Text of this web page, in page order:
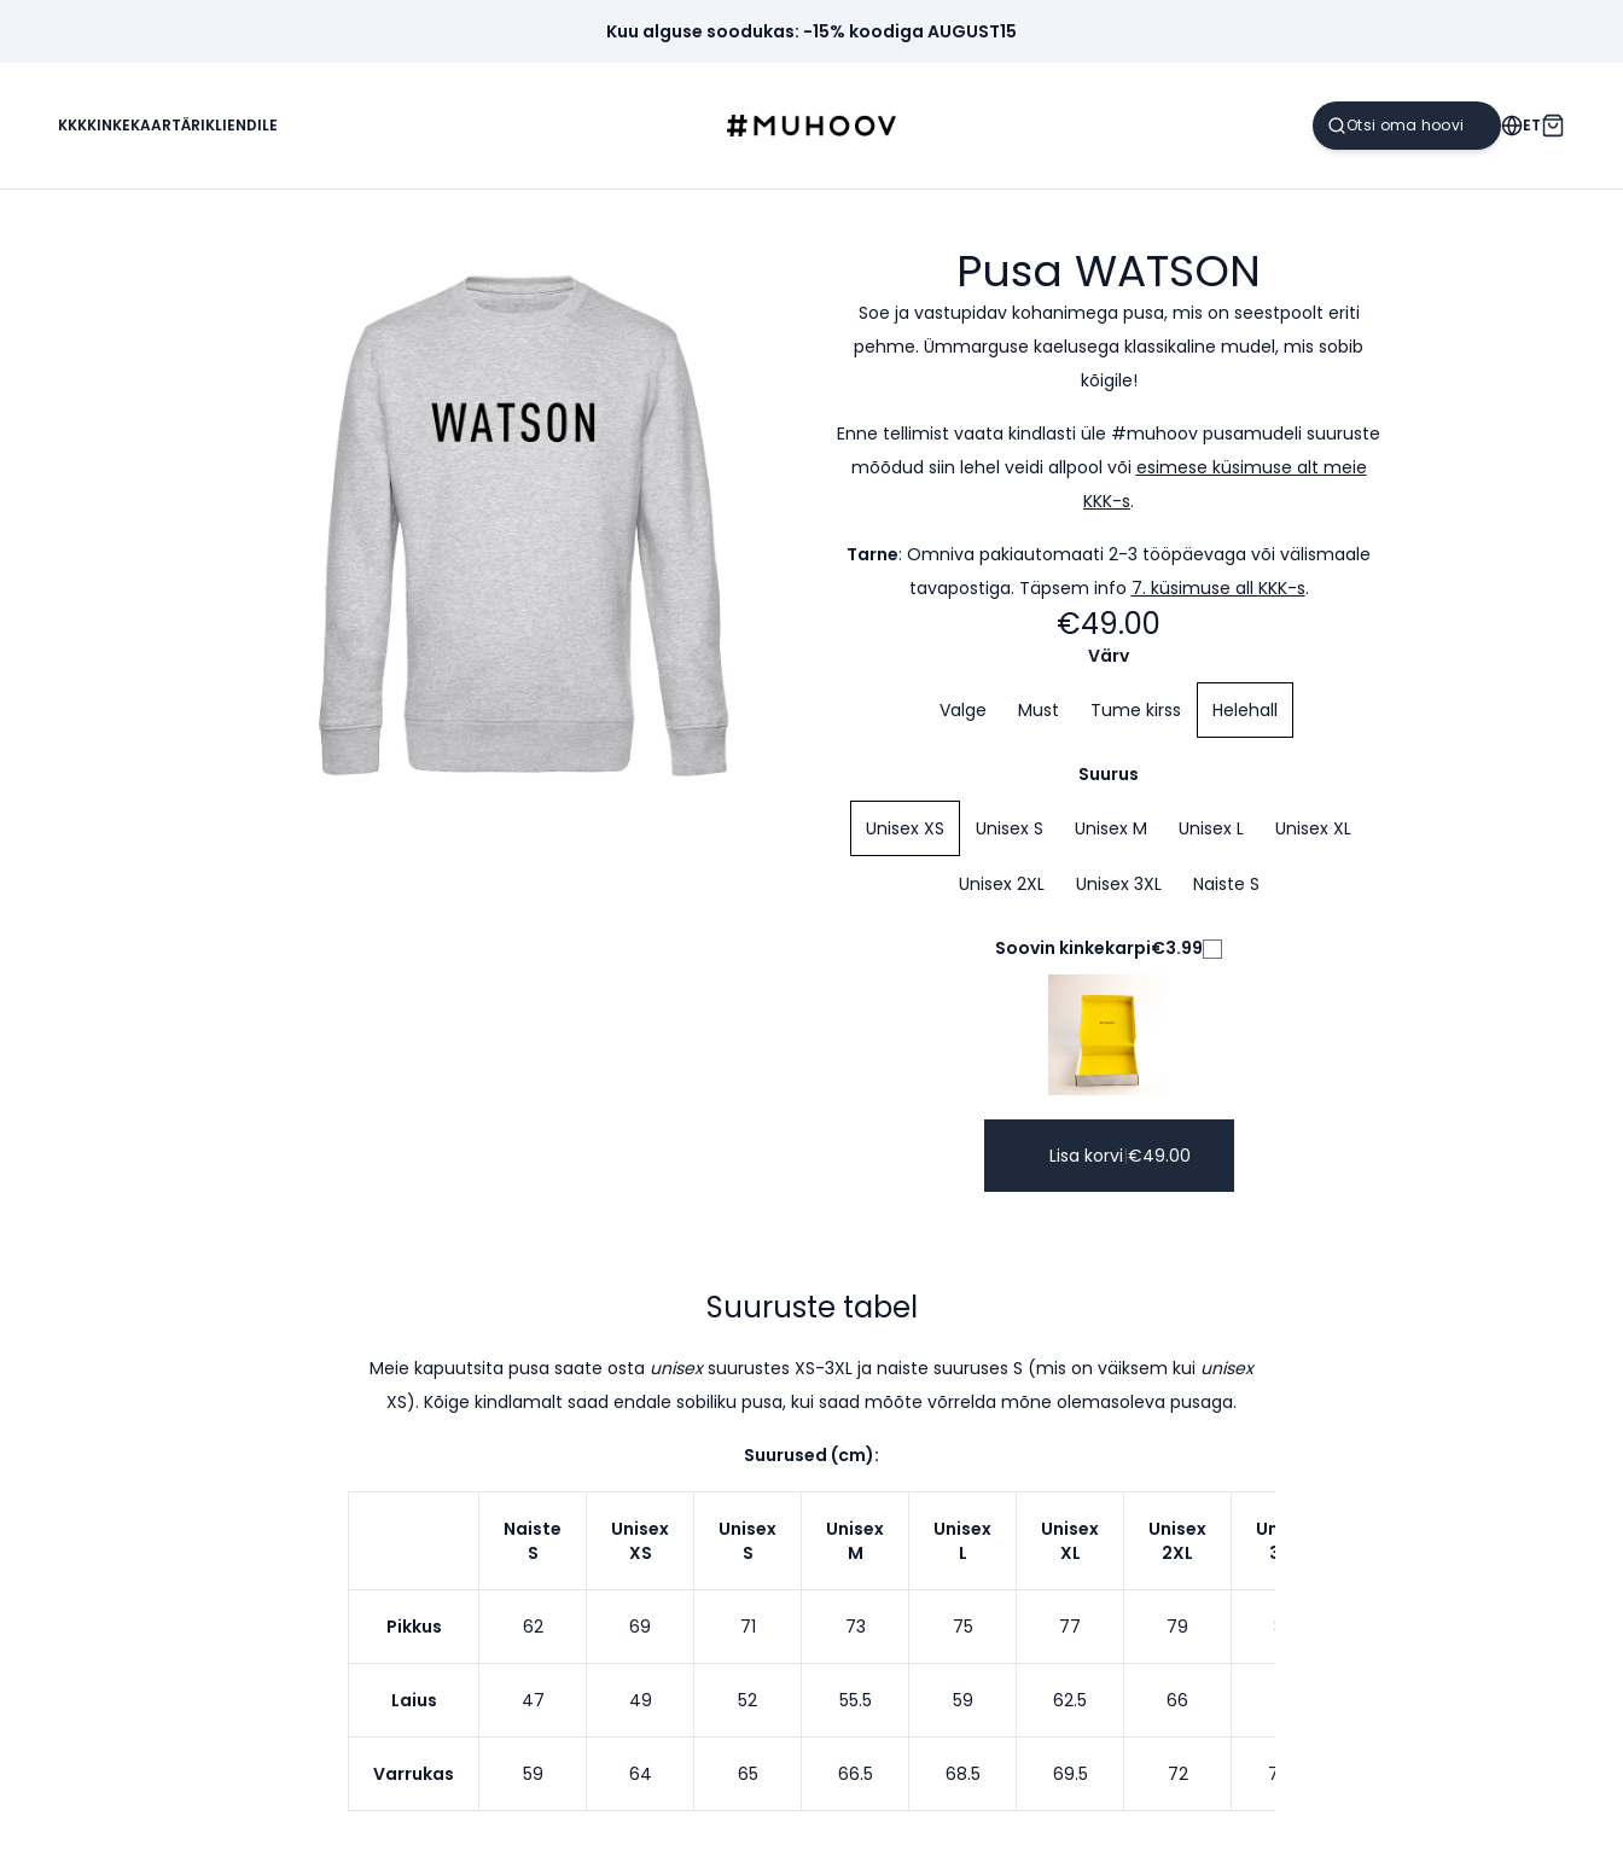
Kuu alguse soodukas: -15% koodiga AUGUST15
KKKKINKEKAARTÄRIKLIENDILE ET
Pusa WATSON
Soe ja vastupidav kohanimega pusa, mis on seestpoolt eriti
pehme. Ümmarguse kaelusega klassikaline mudel, mis sobib
kõigile!
Enne tellimist vaata kindlasti üle #muhoov pusamudeli suuruste
mõõdud siin lehel veidi allpool või esimese küsimuse alt meie
KKK-s.
Tarne: Omniva pakiautomaati 2-3 tööpäevaga või välismaale
tavapostiga. Täpsem info 7. küsimuse all KKK-s.
€49.00
Värv
Valge Must Tume kirss Helehall
Suurus
Unisex XS Unisex S Unisex M Unisex L Unisex XL
Unisex 2XL Unisex 3XL Naiste S
Soovin kinkekarpi€3.99
Lisa korvi|€49.00
Suuruste tabel
Meie kapuutsita pusa saate osta unisexsuurustes XS-3XL ja naiste suuruses S (mis on väiksem kui unisex
XS). Kõige kindlamalt saad endale sobiliku pusa, kui saad mõõte võrrelda mõne olemasoleva pusaga.
Suurused (cm):
Naiste
S
Unisex
XS
Unisex
S
Unisex
M
Unisex
L
Unisex
XL
Unisex
2XL
Unisex
3XL
Pikkus 62 69 71 73 75 77 79 80
Laius 47 49 52 55.5 59 62.5 66
Varrukas 59 64 65 66.5 68.5 69.5 72 72.5